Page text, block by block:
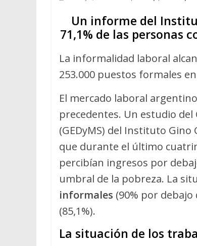
Un informe del
71,1% de las personas
La informalidad laboral
253.000 puestos formales
El mercado laboral
precedentes. Un estudio del
(GEDyMS) del Instituto Gino
que durante el último
percibían ingresos por
umbral de la pobreza. La
informales (90% por debajo
(85,1%).
La situación de los